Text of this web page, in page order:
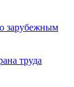
зарубежным
труда